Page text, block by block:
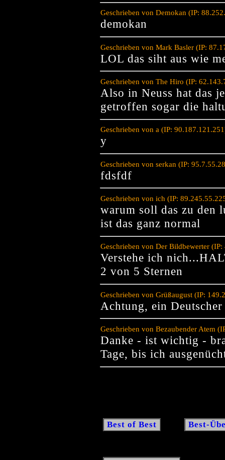
Geschrieben von Demokan (IP:
demokan
Geschrieben von Mark Basler (IP:
LOL das siht aus wie
Geschrieben von The Hiro (IP:
Also in Neuss hat das
getroffen sogar die
Geschrieben von a (IP:
y
Geschrieben von serkan (IP:
fdsfdf
Geschrieben von ich (IP:
warum soll das zu den
ist das ganz normal
Geschrieben von Der Bildbewerter
Verstehe ich
2 von 5 Sternen
Geschrieben von Grüßaugust (IP:
Achtung, ein
Geschrieben von Bezaubender Atem
Danke - ist wichtig -
Tage, bis ich
Best of Best Best-